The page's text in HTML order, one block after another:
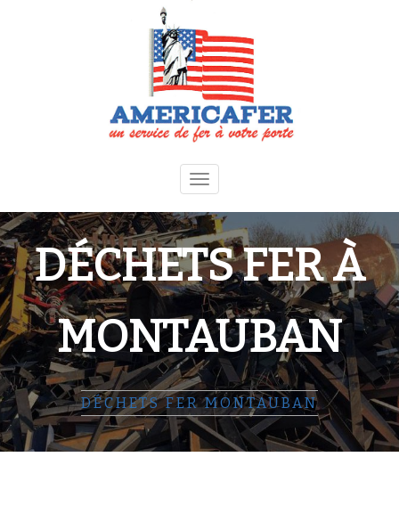
Toggle
navigation
DÉCHETS FER À
MONTAUBAN
DÉCHETS FER MONTAUBAN